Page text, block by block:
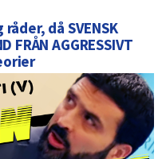
då SVENSK
FRÅN AGGRESSIVT